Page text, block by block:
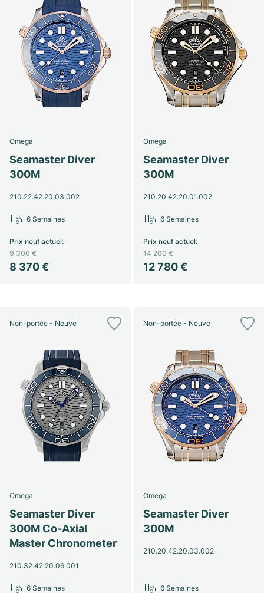
Omega
Seamaster Diver
300M
210.22.42.20.03.002
8 370 €
Prix neuf actuel:
9 300 €
6 Semaines
Omega
Seamaster Diver
300M
210.20.42.20.01.002
12 780 €
Prix neuf actuel:
14 200 €
6 Semaines
Non-portée - Neuve
Omega
Seamaster Diver
300M Co-Axial
Master Chronometer
210.32.42.20.06.001
6 Semaines
Non-portée - Neuve
Omega
Seamaster Diver
300M
210.20.42.20.03.002
6 Semaines